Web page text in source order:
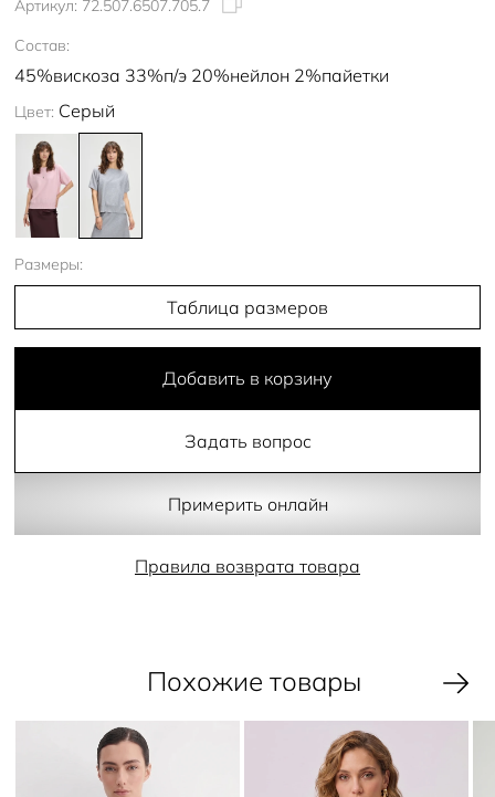
Артикул: 72.507.6507.705.7
Состав:
45%вискоза 33%п/э 20%нейлон 2%пайетки
Цвет: Серый
Размеры:
Таблица размеров
Добавить в корзину
Задать вопрос
Примерить онлайн
Правила возврата товара
Похожие товары